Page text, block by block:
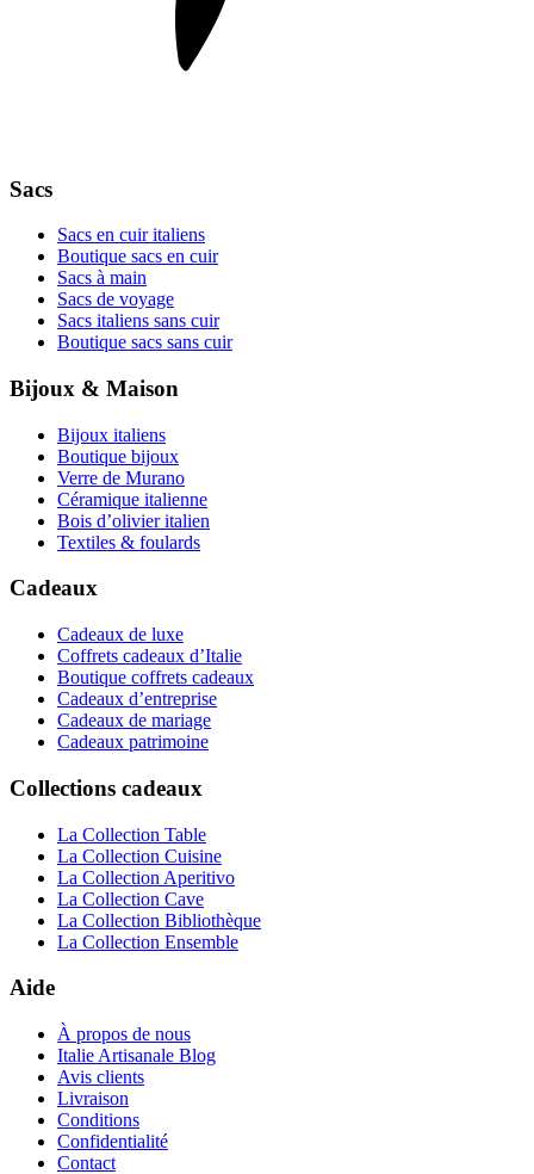
Sacs
Sacs en cuir italiens
Boutique sacs en cuir
Sacs à main
Sacs de voyage
Sacs italiens sans cuir
Boutique sacs sans cuir
Bijoux & Maison
Bijoux italiens
Boutique bijoux
Verre de Murano
Céramique italienne
Bois d’olivier italien
Textiles & foulards
Cadeaux
Cadeaux de luxe
Coffrets cadeaux d’Italie
Boutique coffrets cadeaux
Cadeaux d’entreprise
Cadeaux de mariage
Cadeaux patrimoine
Collections cadeaux
La Collection Table
La Collection Cuisine
La Collection Aperitivo
La Collection Cave
La Collection Bibliothèque
La Collection Ensemble
Aide
À propos de nous
Italie Artisanale Blog
Avis clients
Livraison
Conditions
Confidentialité
Contact